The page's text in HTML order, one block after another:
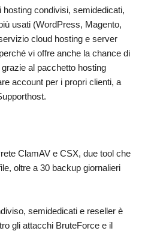
condivisi, semidedicati,
usati (WordPress, Magento,
cloud hosting e server
vi offre anche la chance di
al pacchetto hosting
account per i propri clienti, a
ClamAV e CSX, due tool che
oltre a 30 backup giornalieri
semidedicati e reseller è
gli attacchi BruteForce e il